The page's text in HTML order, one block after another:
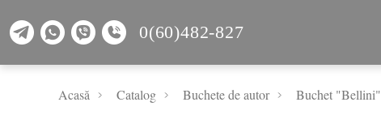
0(60)482-827
Acasă Catalog Buchete de autor Buchet "Bellini"